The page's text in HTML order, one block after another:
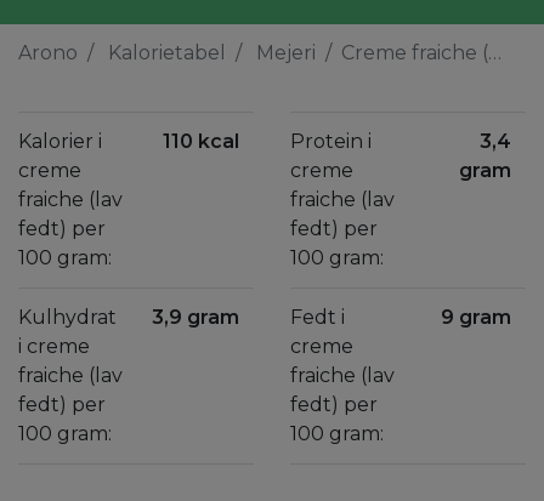
Arono Kalorietabel Mejeri Creme fraiche (lav fedt)
Kalorier i
creme
fraiche (lav
fedt) per
100 gram:
110 kcal
Kulhydrat
i creme
fraiche (lav
fedt) per
100 gram:
3,9 gram
Protein i
creme
fraiche (lav
fedt) per
100 gram:
3,4
gram
Fedt i
creme
fraiche (lav
fedt) per
100 gram:
9 gram